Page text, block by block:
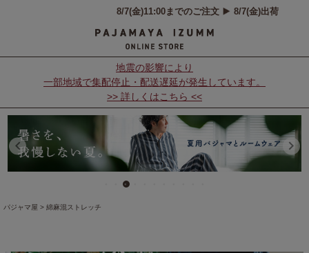
地震の影響により
一部地域で集配停止・配送遅延が発生しています。
>> 詳しくはこちら <<
パジャマ屋 綿麻混ストレッチ